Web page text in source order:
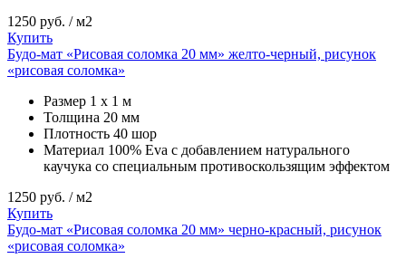
1250 руб. / м2
Купить
Будо-мат «Рисовая соломка 20 мм» желто-черный, рисунок
«рисовая соломка»
Размер 1 х 1 м
Толщина 20 мм
Плотность 40 шор
Материал 100% Eva с добавлением натурального
каучука со специальным противоскользящим эффектом
1250 руб. / м2
Купить
Будо-мат «Рисовая соломка 20 мм» черно-красный, рисунок
«рисовая соломка»